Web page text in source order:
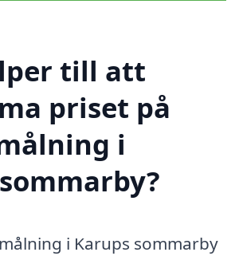
till att
priset på
i
i Karups sommarby